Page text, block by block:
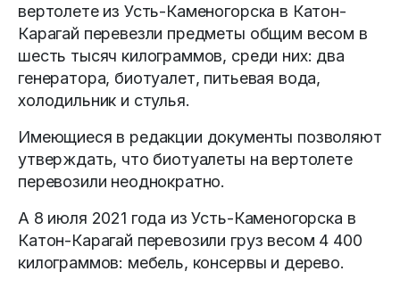
вертолете из Усть-Каменогорска в Катон-
Карагай перевезли предметы общим весом в
шесть тысяч килограммов, среди них: два
генератора, биотуалет, питьевая вода,
холодильник и стулья.
Имеющиеся в редакции документы позволяют
утверждать, что биотуалеты на вертолете
перевозили неоднократно.
А 8 июля 2021 года из Усть-Каменогорска в
Катон-Карагай перевозили груз весом 4 400
килограммов: мебель, консервы и дерево.